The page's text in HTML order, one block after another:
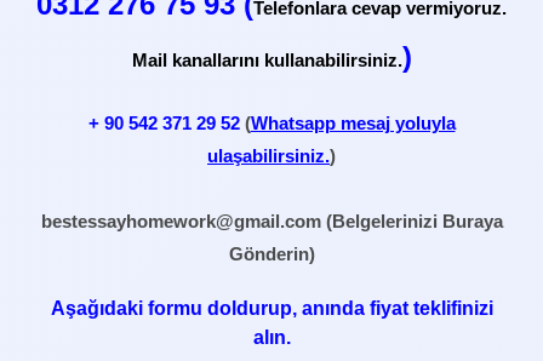
Telefonlara cevap vermiyoruz.
Mail kanallarını kullanabilirsiniz.)
+ 90 542 371 29 52(Whatsapp mesaj yoluyla
ulaşabilirsiniz.)
bestessayhomework@gmail.com(Belgelerinizi Buraya
Gönderin)
Aşağıdaki formu doldurup, anında fiyat teklifinizi
alın.